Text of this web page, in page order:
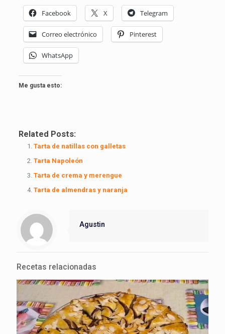
Facebook X Telegram
Correo electrónico Pinterest
WhatsApp
Me gusta esto:
Related Posts:
Tarta de natillas con galletas
Tarta Napoleón
Tarta de crema y merengue
Tarta de almendras y naranja
Agustin
Recetas relacionadas